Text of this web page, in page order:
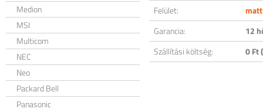
Medion
MSI
Multicom
NEC
Neo
Packard Bell
Panasonic
Felület:
matt
Garancia:
12
Szállítási költség:
0 Ft